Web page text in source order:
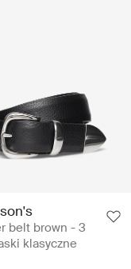
belt brown - 3
klasyczne